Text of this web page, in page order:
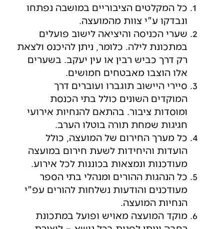
כל המקלטים הציבוריים במושבה נפתחו
ונבדקו ע"י צוות מהמועצה.
שערי הכניסה והיציאה לישוב פועלים
במתכונת לילה. כלומר, ניתן להיכנס ולצאת
רק דרך כביש רבין או עין יעקב. בשערים
אלו הוצבו מאבטחים חמושים.
סיירי היישוב תוגברו ועוברים דרך
המוקדים השונים כולל בתי הכנסת
ומוסדות ציבור. בהתאם להנחיות אירועי
חגיגות שמחת תורה בוטלו הערב.
כל מערך החירום של המועצה, כולל
הועדות והיחידות לשעת חירום במועצה
מעודכנות ונמצאות בכוננות לכל אירוע.
כל הנהגות ההורים ומנהלי בתי הספר
מעודכנים והודעות נשלחות להורים עפ"י
הנחיות המועצה.
מוקד המועצה מאויש ופועל במתכונת